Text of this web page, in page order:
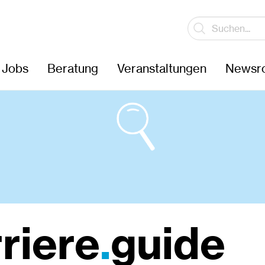
Jobs Beratung Veranstaltungen
.guide